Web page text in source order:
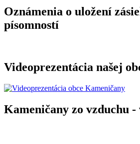
Oznámenia o uložení
písomností
Videoprezentácia našej
Kameničany zo vzduchu -